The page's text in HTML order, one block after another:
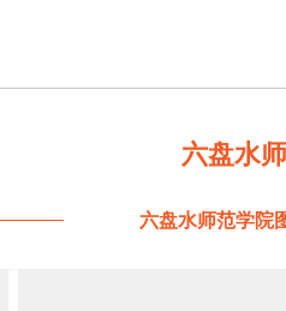
六盘水
六盘水师范学院